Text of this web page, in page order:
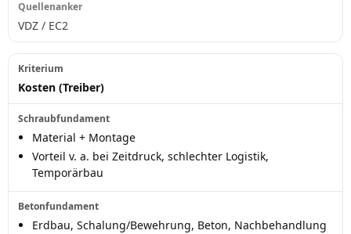
VDZ / EC2
Kosten (Treiber)
Material + Montage
Vorteil v. a. bei Zeitdruck, schlechter Logistik,
Temporärbau
Erdbau, Schalung/Bewehrung, Beton, Nachbehandlung